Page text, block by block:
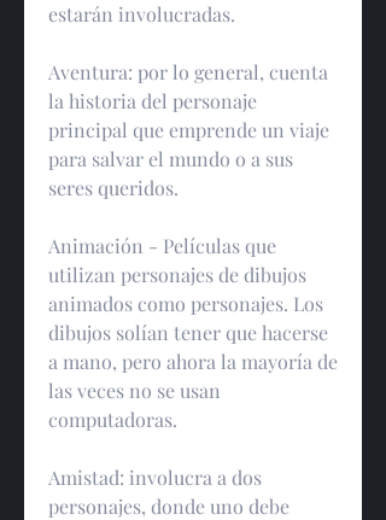
estarán involucradas.
Aventura: por lo general, cuenta
la historia del personaje
principal que emprende un viaje
para salvar el mundo o a sus
seres queridos.
Animación - Películas que
utilizan personajes de dibujos
animados como personajes. Los
dibujos solían tener que hacerse
a mano, pero ahora la mayoría de
las veces no se usan
computadoras.
Amistad: involucra a dos
personajes, donde uno debe